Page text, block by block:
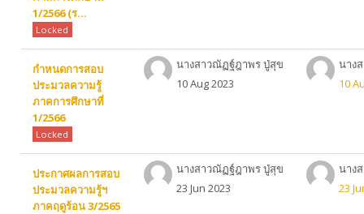
1/2566 (ร...
Locked
กำหนดการสอบ
ประมวลความรู้
ภาคการศึกษาที่
1/2566
Locked
นางสาวณัฏฐ์ฎาพร ปู่สุข
10 Aug 2023
นาง
10
ประกาศผลการสอบ
ประมวลความรู้ฯ
ภาคฤดูร้อน 3/2565
นางสาวณัฏฐ์ฎาพร ปู่สุข
23 Jun 2023
นาง
23